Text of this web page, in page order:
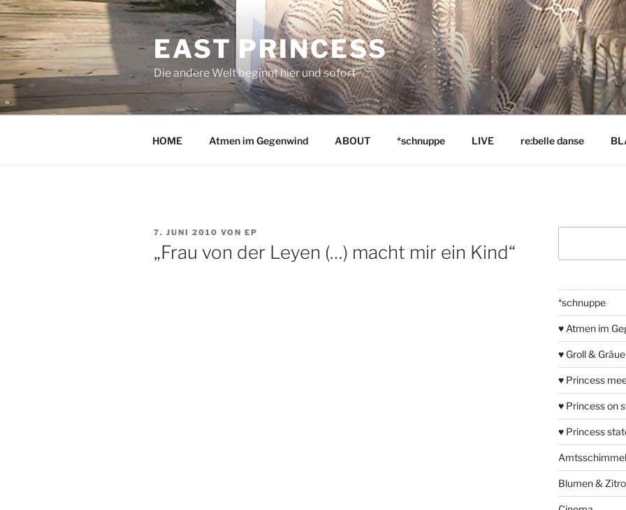
Zum
Inhalt
springen
EAST PRINCESS
Die andere Welt beginnt hier und sofort
HOME Atmen im Gegenwind ABOUT *schnuppe LIVE re:belle danse
VERÖFFENTLICHT
AM
7. JUNI 2010 VON EP
„Frau von der Leyen (…) macht mir ein Kind“
*schnuppe
♥ Atmen im
♥ Groll &
♥ Princess
♥ Princess on
♥ Princess
Amtsschimmel
Blumen &